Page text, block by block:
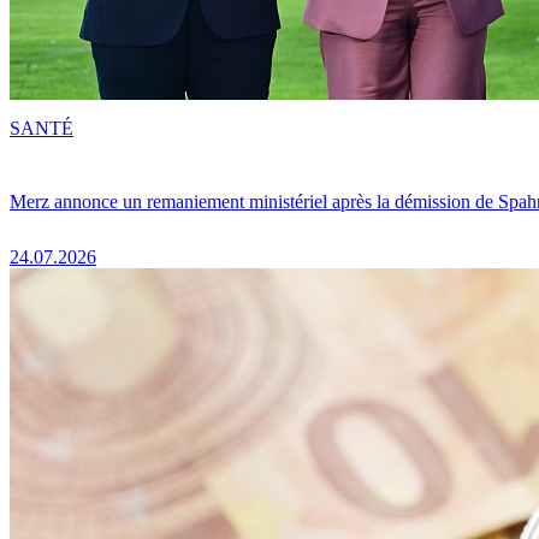
Merz annonce un remaniement ministériel après la démission de
24.07.2026
SANTÉ